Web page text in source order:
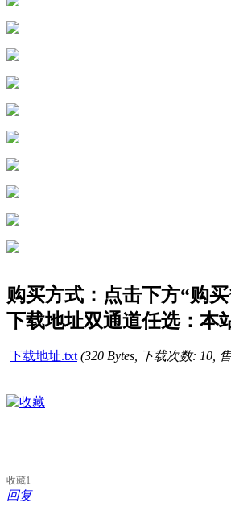
购买方式：点击下方“购
下载地址双通道任选：本
下载地址.txt (320 Bytes, 下载次数: 10,
收藏1
回复